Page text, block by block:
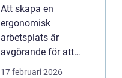
balansblock
Att skapa en
ergonomisk
arbetsplats är
avgörande för att
främja hälsa och v...
17 februari 2026